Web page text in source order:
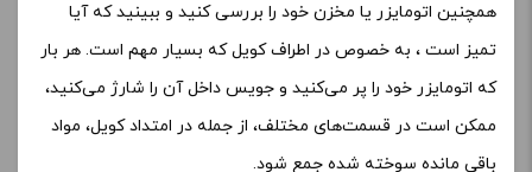
همچنین اتومایزر یا مخزن خود را بررسی کنید و ببینید که آیا
تمیز است ، به خصوص در اطراف کویل که بسیار مهم است. هر بار
که اتومایزر خود را پر می‌کنید و جویس داخل آن را شارژ می‌کنید،
ممکن است در قسمت‌های مختلف، از جمله در امتداد کویل، مواد
باقی مانده سوخته شده جمع شود.